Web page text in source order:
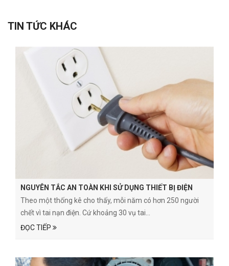
TIN TỨC KHÁC
NGUYÊN TẮC AN TOÀN KHI SỬ DỤNG THIẾT BỊ ĐIỆN
Theo một thống kê cho thấy, mỗi năm có hơn 250 người
chết vì tai nạn điện. Cứ khoảng 30 vụ tai...
ĐỌC TIẾP